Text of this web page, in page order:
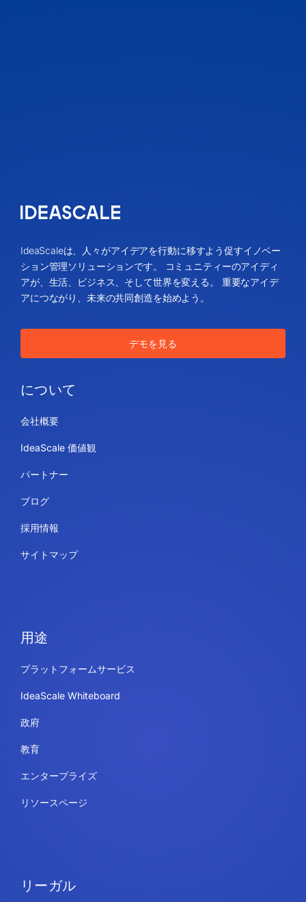
IdeaScaleは、人々がアイデアを行動に移すよう促すイノベー
ション管理ソリューションです。 コミュニティーのアイディ
アが、生活、ビジネス、そして世界を変える。 重要なアイデ
アにつながり、未来の共同創造を始めよう。
デモを見る
について
会社概要
IdeaScale 価値観
パートナー
ブログ
採用情報
サイトマップ
用途
プラットフォームサービス
IdeaScale Whiteboard
政府
教育
エンタープライズ
リソースページ
リーガル